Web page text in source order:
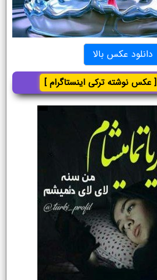
دانلود عکس بالا
[ عکس نوشته ترکی اینستاگرام ]